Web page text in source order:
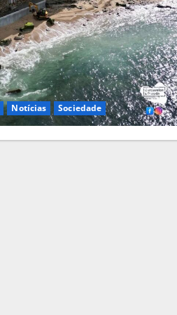
Notícias Sociedade